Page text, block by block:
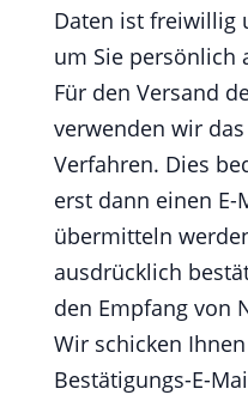
Daten ist freiwillig
um Sie persönlich
Für den Versand
verwenden wir
Verfahren. Dies
erst dann einen
übermitteln
ausdrücklich
den Empfang von
Wir schicken
Bestätigungs-E-